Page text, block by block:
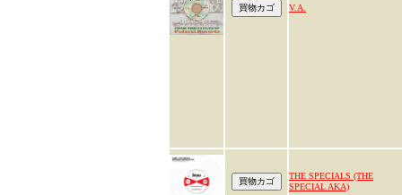
V.A.
THE SPECIALS (THE
SPECIAL AKA)